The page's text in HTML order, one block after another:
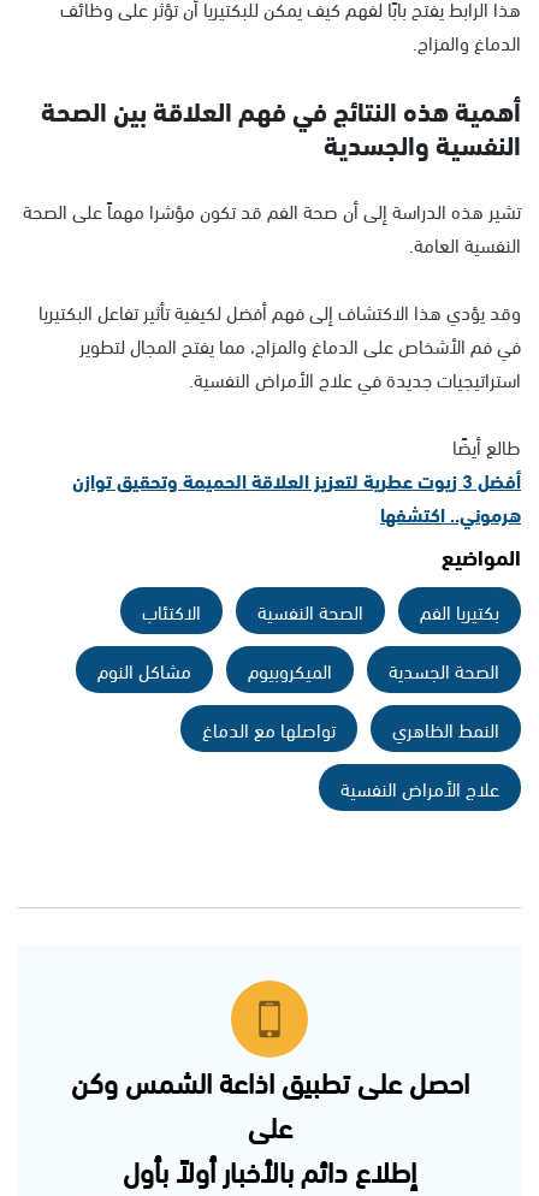
هذا الرابط يفتح بابًا لفهم كيف يمكن للبكتيريا أن تؤثر على وظائف
الدماغ والمزاج.
أهمية هذه النتائج في فهم العلاقة بين الصحة
النفسية والجسدية
تشير هذه الدراسة إلى أن صحة الفم قد تكون مؤشرا مهماً على الصحة
النفسية العامة.
وقد يؤدي هذا الاكتشاف إلى فهم أفضل لكيفية تأثير تفاعل البكتيريا
في فم الأشخاص على الدماغ والمزاج، مما يفتح المجال لتطوير
استراتيجيات جديدة في علاج الأمراض النفسية.
طالع أيضًا
أفضل 3 زيوت عطرية لتعزيز العلاقة الحميمة وتحقيق توازن
هرموني.. اكتشفها
المواضيع
بكتيريا الفم الصحة النفسية
الاكتئاب
الصحة الجسدية
الميكروبيوم
مشاكل النوم
النمط الظاهري
تواصلها مع الدماغ
علاج الأمراض النفسية
احصل على تطبيق اذاعة الشمس وكن
على
إطلاع دائم بالأخبار أولاً بأول